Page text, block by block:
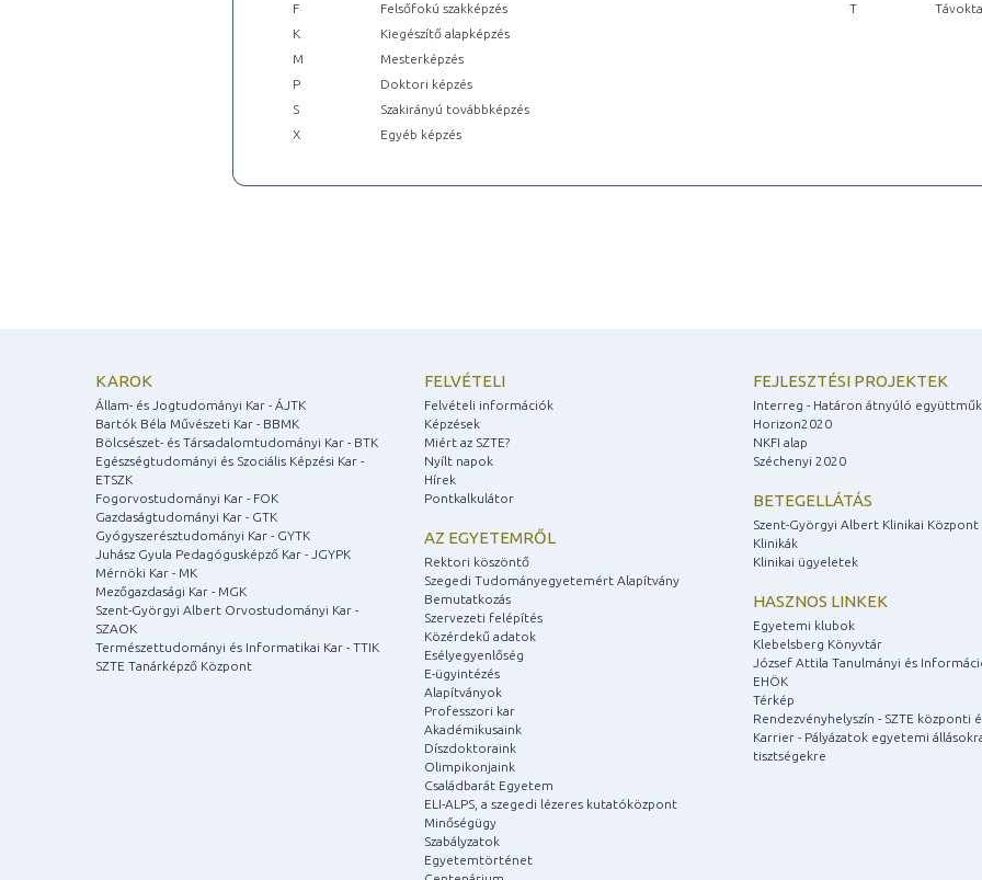
F
Felsőfokú szakképzés T
K
Kiegészítő alapképzés
M
Mesterképzés
P
Doktori képzés
S
Szakirányú továbbképzés
X
Egyéb képzés
KAROK
Állam- és Jogtudományi Kar - ÁJTK
Bartók Béla Művészeti Kar - BBMK
Bölcsészet- és Társadalomtudományi Kar - BTK
Egészségtudományi és Szociális Képzési Kar -
ETSZK
Fogorvostudományi Kar - FOK
Gazdaságtudományi Kar - GTK
Gyógyszerésztudományi Kar - GYTK
Juhász Gyula Pedagógusképző Kar - JGYPK
Mérnöki Kar - MK
Mezőgazdasági Kar - MGK
Szent-Györgyi Albert Orvostudományi Kar -
SZAOK
Természettudományi és Informatikai Kar - TTIK
SZTE Tanárképző Központ
FELVÉTELI
Felvételi információk
Képzések
Miért az SZTE?
Nyílt napok
Hírek
Pontkalkulátor
AZ EGYETEMRŐL
Rektori köszöntő
Szegedi Tudományegyetemért Alapítvány
Bemutatkozás
Szervezeti felépítés
Közérdekű adatok
Esélyegyenlőség
E-ügyintézés
Alapítványok
Professzori kar
Akadémikusaink
Díszdoktoraink
Olimpikonjaink
Családbarát Egyetem
ELI-ALPS, a szegedi lézeres kutatóközpont
Minőségügy
Szabályzatok
Egyetemtörténet
FEJLESZTÉSI PROJEKTEK
Interreg - Határon átnyúló
Horizon2020
NKFI alap
Széchenyi 2020
BETEGELLÁTÁS
Szent-Györgyi Albert Klinikai Központ
Klinikák
Klinikai ügyeletek
HASZNOS LINKEK
Egyetemi klubok
Klebelsberg Könyvtár
József Attila Tanulmányi és
EHÖK
Térkép
Rendezvényhelyszín - SZTE központi
Karrier - Pályázatok egyetemi
tisztségekre